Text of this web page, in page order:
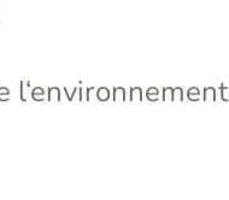
l‘environnement